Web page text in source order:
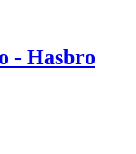
- Hasbro